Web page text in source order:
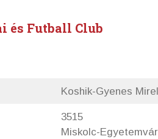
és Futball Club
Koshik-Gyenes
3515
Miskolc-